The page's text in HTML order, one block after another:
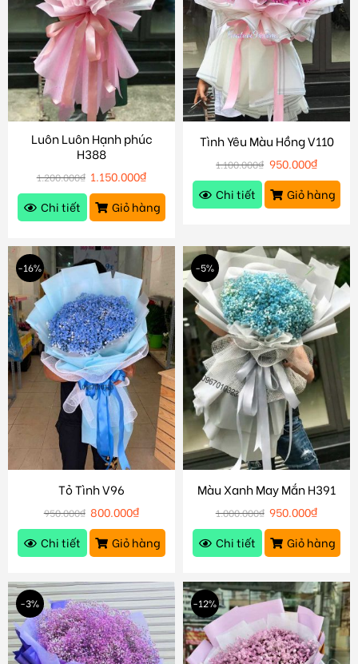
Luôn Luôn Hạnh phúc
H388
1.200.000₫ 1.150.000₫
Chi tiết
Giỏ hàng
Tình Yêu Màu Hồng V110
1.100.000₫ 950.000₫
Chi tiết
Giỏ hàng
-16%
Tỏ Tình V96
950.000₫ 800.000₫
Chi tiết
Giỏ hàng
-5%
Màu Xanh May Mắn H391
1.000.000₫ 950.000₫
Chi tiết
Giỏ hàng
-3% -12%